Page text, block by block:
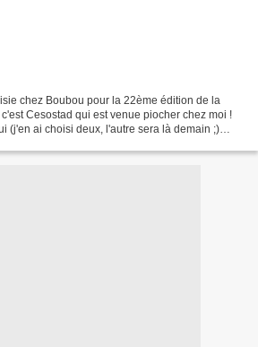
chez Boubou pour la 22ème édition de la
Cesostad qui est venue piocher chez moi !
(j'en ai choisi deux, l'autre sera là demain ;)